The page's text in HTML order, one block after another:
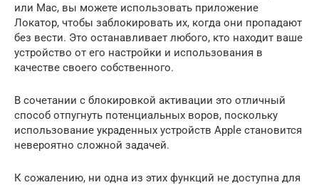
или Mac, вы можете использовать приложение
Локатор, чтобы заблокировать их, когда они пропадают
без вести. Это останавливает любого, кто находит ваше
устройство от его настройки и использования в
качестве своего собственного.
В сочетании с блокировкой активации это отличный
способ отпугнуть потенциальных воров, поскольку
использование украденных устройств Apple становится
невероятно сложной задачей.
К сожалению, ни одна из этих функций не доступна для